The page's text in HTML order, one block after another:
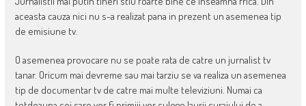
aceasta cauza nici nu s-a realizat pana in prezent un asemenea tip
de emisiune tv.
O asemenea provocare nu se poate rata de catre un jurnalist tv
tanar. Oricum mai devreme sau mai tarziu se va realiza un asemenea
tip de documentar tv de catre mai multe televiziuni. Numai ca